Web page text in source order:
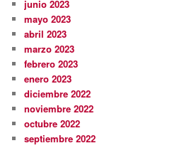
junio 2023
mayo 2023
abril 2023
marzo 2023
febrero 2023
enero 2023
diciembre 2022
noviembre 2022
octubre 2022
septiembre 2022